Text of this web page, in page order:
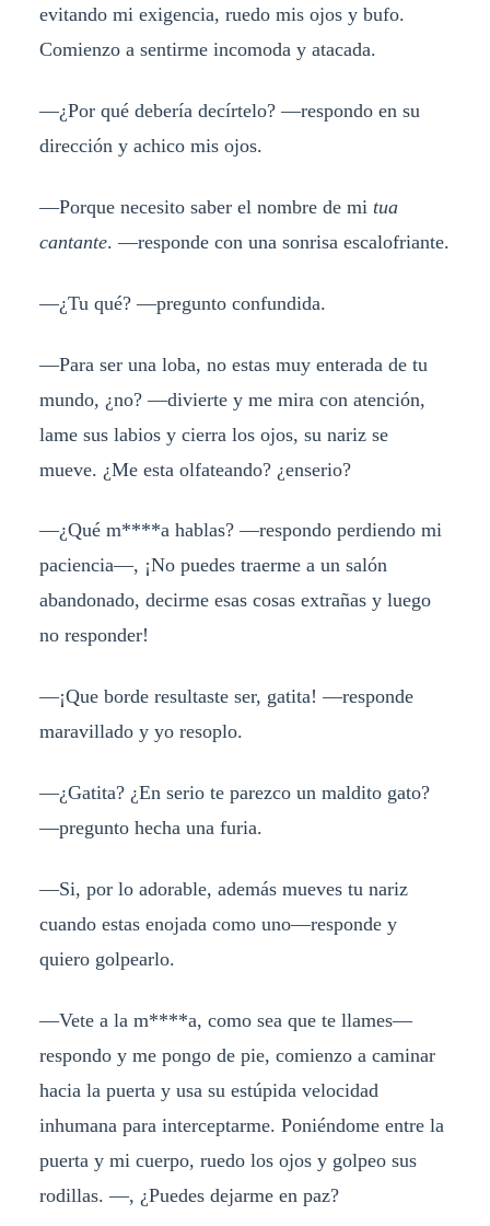
evitando mi exigencia, ruedo mis ojos y bufo.
Comienzo a sentirme incomoda y atacada.
—¿Por qué debería decírtelo? —respondo en su
dirección y achico mis ojos.
—Porque necesito saber el nombre de mi tua
cantante. —responde con una sonrisa escalofriante.
—¿Tu qué? —pregunto confundida.
—Para ser una loba, no estas muy enterada de tu
mundo, ¿no? —divierte y me mira con atención,
lame sus labios y cierra los ojos, su nariz se
mueve. ¿Me esta olfateando? ¿enserio?
—¿Qué m****a hablas? —respondo perdiendo mi
paciencia—, ¡No puedes traerme a un salón
abandonado, decirme esas cosas extrañas y luego
no responder!
—¡Que borde resultaste ser, gatita! —responde
maravillado y yo resoplo.
—¿Gatita? ¿En serio te parezco un maldito gato?
—pregunto hecha una furia.
—Si, por lo adorable, además mueves tu nariz
cuando estas enojada como uno—responde y
quiero golpearlo.
—Vete a la m****a, como sea que te llames—
respondo y me pongo de pie, comienzo a caminar
hacia la puerta y usa su estúpida velocidad
inhumana para interceptarme. Poniéndome entre la
puerta y mi cuerpo, ruedo los ojos y golpeo sus
rodillas. —, ¿Puedes dejarme en paz?